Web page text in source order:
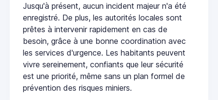
Jusqu'à présent, aucun incident majeur n'a été
enregistré. De plus, les autorités locales sont
prêtes à intervenir rapidement en cas de
besoin, grâce à une bonne coordination avec
les services d'urgence. Les habitants peuvent
vivre sereinement, confiants que leur sécurité
est une priorité, même sans un plan formel de
prévention des risques miniers.